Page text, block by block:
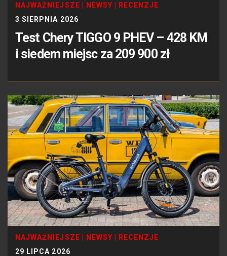
NAJWAŻNIEJSZE | NEWSY | RECENZJE
3 SIERPNIA 2026
Test Chery TIGGO 9 PHEV – 428 KM
i siedem miejsc za 209 900 zł
NAJWAŻNIEJSZE NEWSY
RECENZJE
29 LIPCA 2026